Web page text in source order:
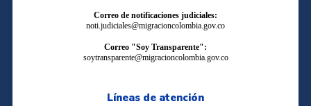
Correo de notificaciones judiciales:
noti.judiciales@migracioncolombia.gov.co
Correo "Soy Transparente":
soytransparente@migracioncolombia.gov.co
Líneas de atención